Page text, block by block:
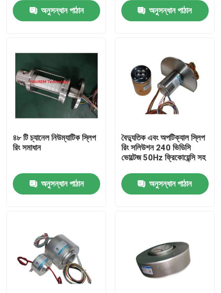
পরিচিতি
ভিডিও
উচ্চ গতির স্লিপ রিং
সিগন্যাল স্লিপ রিং
অনুসন্ধান পাঠান
অনুসন্ধান পাঠান
৪৮ টি চ্যানেল নিউম্যাটিক স্লিপ
রিং সমাধান
অনুসন্ধান পাঠান
বৈদ্যুতিক এবং অপটিক্যাল স্লিপ
রিং সলিউশন 240 ভিডিসি
ভোল্টেজ 50Hz ফ্রিকোয়েন্সি সহ
অনুসন্ধান পাঠান